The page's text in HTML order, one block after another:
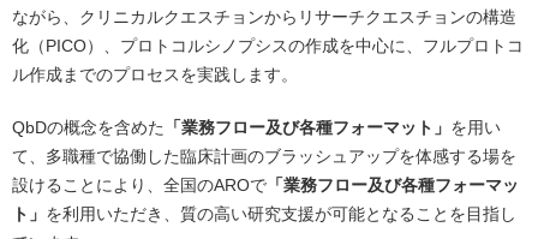
ながら、クリニカルクエスチョンからリサーチクエスチョンの構造
化（PICO）、プロトコルシノプシスの作成を中心に、フルプロトコ
ル作成までのプロセスを実践します。
QbDの概念を含めた 「業務フロー及び各種フォーマット」 を用い
て、多職種で協働した臨床計画のブラッシュアップを体感する場を
設けることにより、全国のAROで 「業務フロー及び各種フォーマッ
ト」 を利用いただき、質の高い研究支援が可能となることを目指し